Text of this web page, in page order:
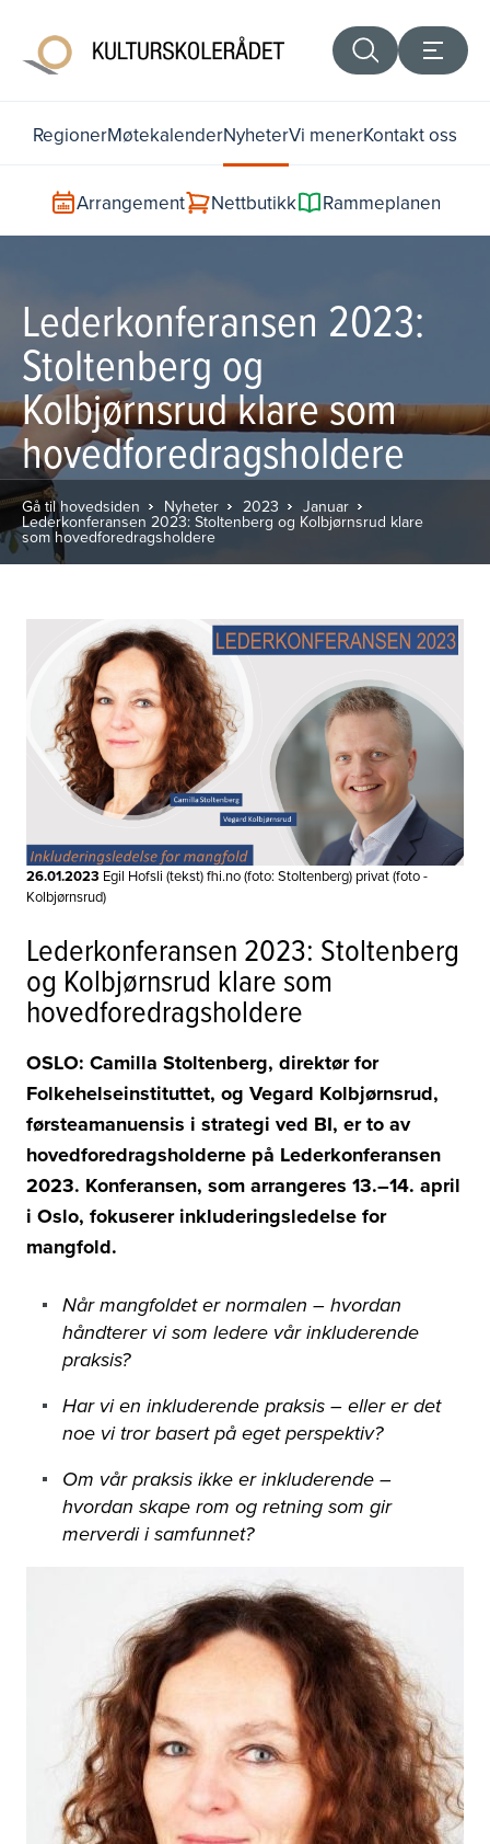
RegionerMøtekalenderNyheterVi menerKontakt oss
Arrangement Nettbutikk Rammeplanen
Lederkonferansen 2023:
Stoltenberg og
Kolbjørnsrud klare som
hovedforedragsholdere
Gå til hovedsiden Nyheter 2023 Januar
Lederkonferansen 2023: Stoltenberg og Kolbjørnsrud klare
som hovedforedragsholdere
26.01.2023 Egil Hofsli (tekst) fhi.no (foto: Stoltenberg) privat (foto -
Kolbjørnsrud)
Lederkonferansen 2023: Stoltenberg
og Kolbjørnsrud klare som
hovedforedragsholdere
OSLO: Camilla Stoltenberg, direktør for
Folkehelseinstituttet, og Vegard Kolbjørnsrud,
førsteamanuensis i strategi ved BI, er to av
hovedforedragsholderne på Lederkonferansen
2023. Konferansen, som arrangeres 13.–14. april
i Oslo, fokuserer inkluderingsledelse for
mangfold.
Når mangfoldet er normalen – hvordan
håndterer vi som ledere vår inkluderende
praksis?
Har vi en inkluderende praksis – eller er det
noe vi tror basert på eget perspektiv?
Om vår praksis ikke er inkluderende –
hvordan skape rom og retning som gir
merverdi i samfunnet?